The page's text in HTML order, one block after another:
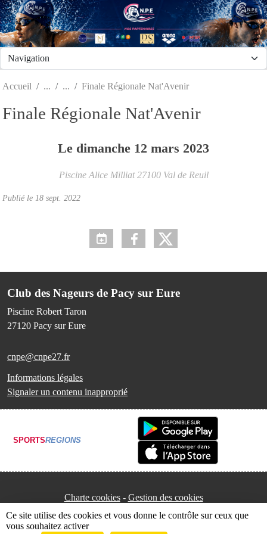
Accueil Finale Régionale Nat'Avenir
Finale Régionale Nat'Avenir
Le dimanche 12 mars 2023
Piscine Alice Milliat27100 Val de Reuil
Publié le 18 sept. 2022
Club des Nageurs de Pacy sur Eure
Piscine Robert Taron
27120 Pacy sur Eure
cnpe@cnpe27.fr
Informations légales
Signaler un contenu inapproprié
SPORTSREGIONS
Charte cookies Gestion des cookies
Panneau de gestion des cookies
Ce site utilise des cookies et vous donne le contrôle sur ceux que
vous souhaitez activer